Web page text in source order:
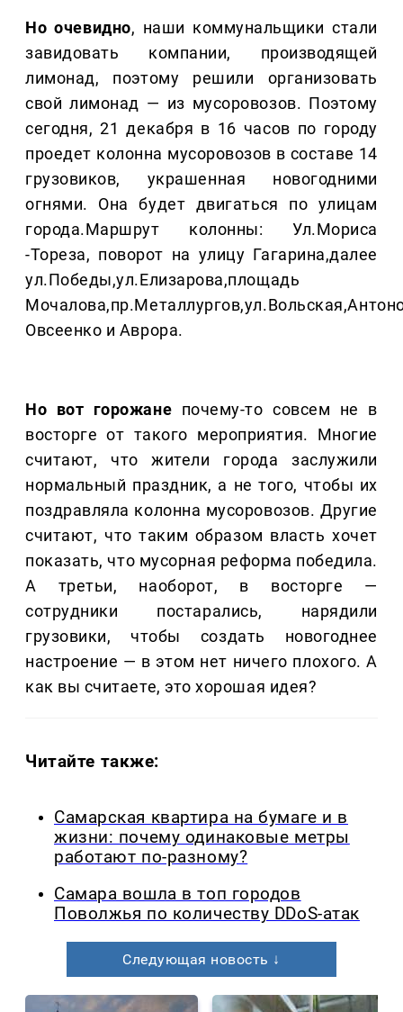
Но очевидно, наши коммунальщики стали
завидовать компании, производящей
лимонад, поэтому решили организовать
свой лимонад — из мусоровозов. Поэтому
сегодня, 21 декабря в 16 часов по городу
проедет колонна мусоровозов в составе 14
грузовиков, украшенная новогодними
огнями. Она будет двигаться по улицам
города.Маршрут колонны: Ул.Мориса
-Тореза, поворот на улицу Гагарина,далее
ул.Победы,ул.Елизарова,площадь
Овсеенко и Аврора.
Но вот горожане почему-то совсем не в
восторге от такого мероприятия. Многие
считают, что жители города заслужили
нормальный праздник, а не того, чтобы их
поздравляла колонна мусоровозов. Другие
считают, что таким образом власть хочет
показать, что мусорная реформа победила.
А третьи, наоборот, в восторге —
сотрудники постарались, нарядили
грузовики, чтобы создать новогоднее
настроение — в этом нет ничего плохого. А
как вы считаете, это хорошая идея?
Читайте также:
Самарская квартира на бумаге и в
жизни: почему одинаковые метры
работают по-разному?
Самара вошла в топ городов
Поволжья по количеству DDoS-атак
Следующая новость ↓